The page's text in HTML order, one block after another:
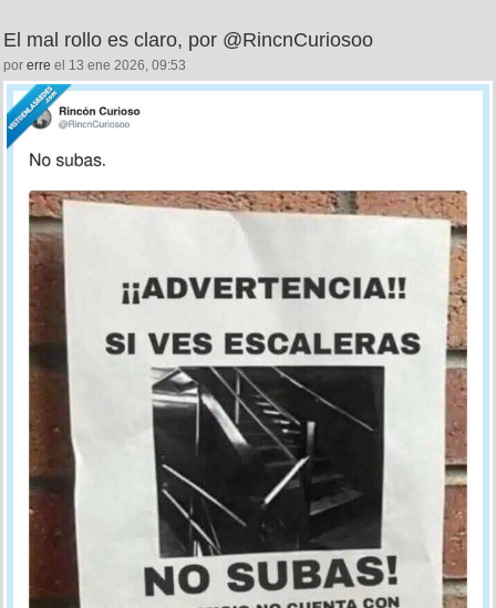
El mal rollo es claro, por @RincnCuriosoo
por erre el 13 ene 2026, 09:53